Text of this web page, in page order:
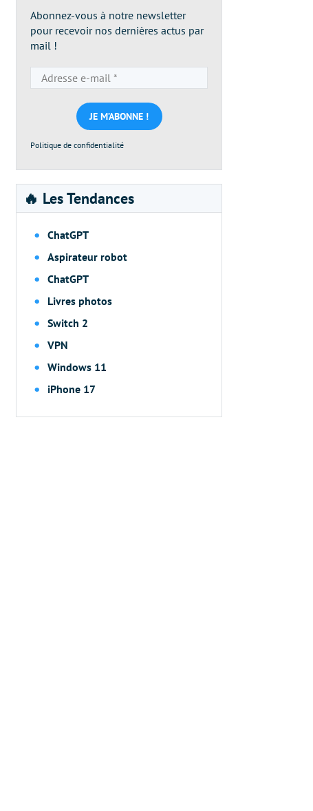
Abonnez-vous à notre newsletter
pour recevoir nos dernières actus par
mail !
e-
mail
*
Politique de confidentialité
🔥 Les Tendances
ChatGPT
Aspirateur robot
ChatGPT
Livres photos
Switch 2
VPN
Windows 11
iPhone 17